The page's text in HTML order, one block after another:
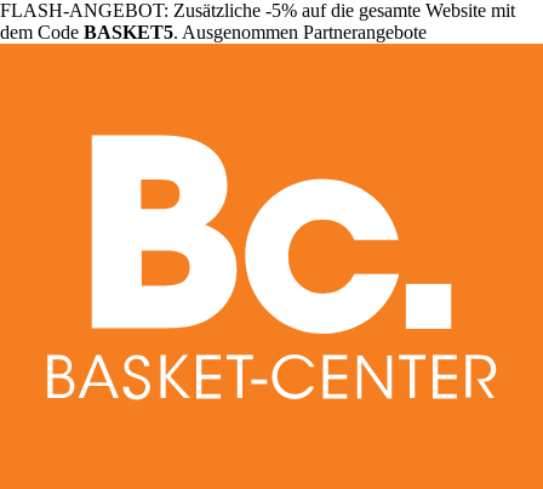
FLASH-ANGEBOT: Zusätzliche -5% auf die gesamte Website mit
dem Code BASKET5. Ausgenommen Partnerangebote